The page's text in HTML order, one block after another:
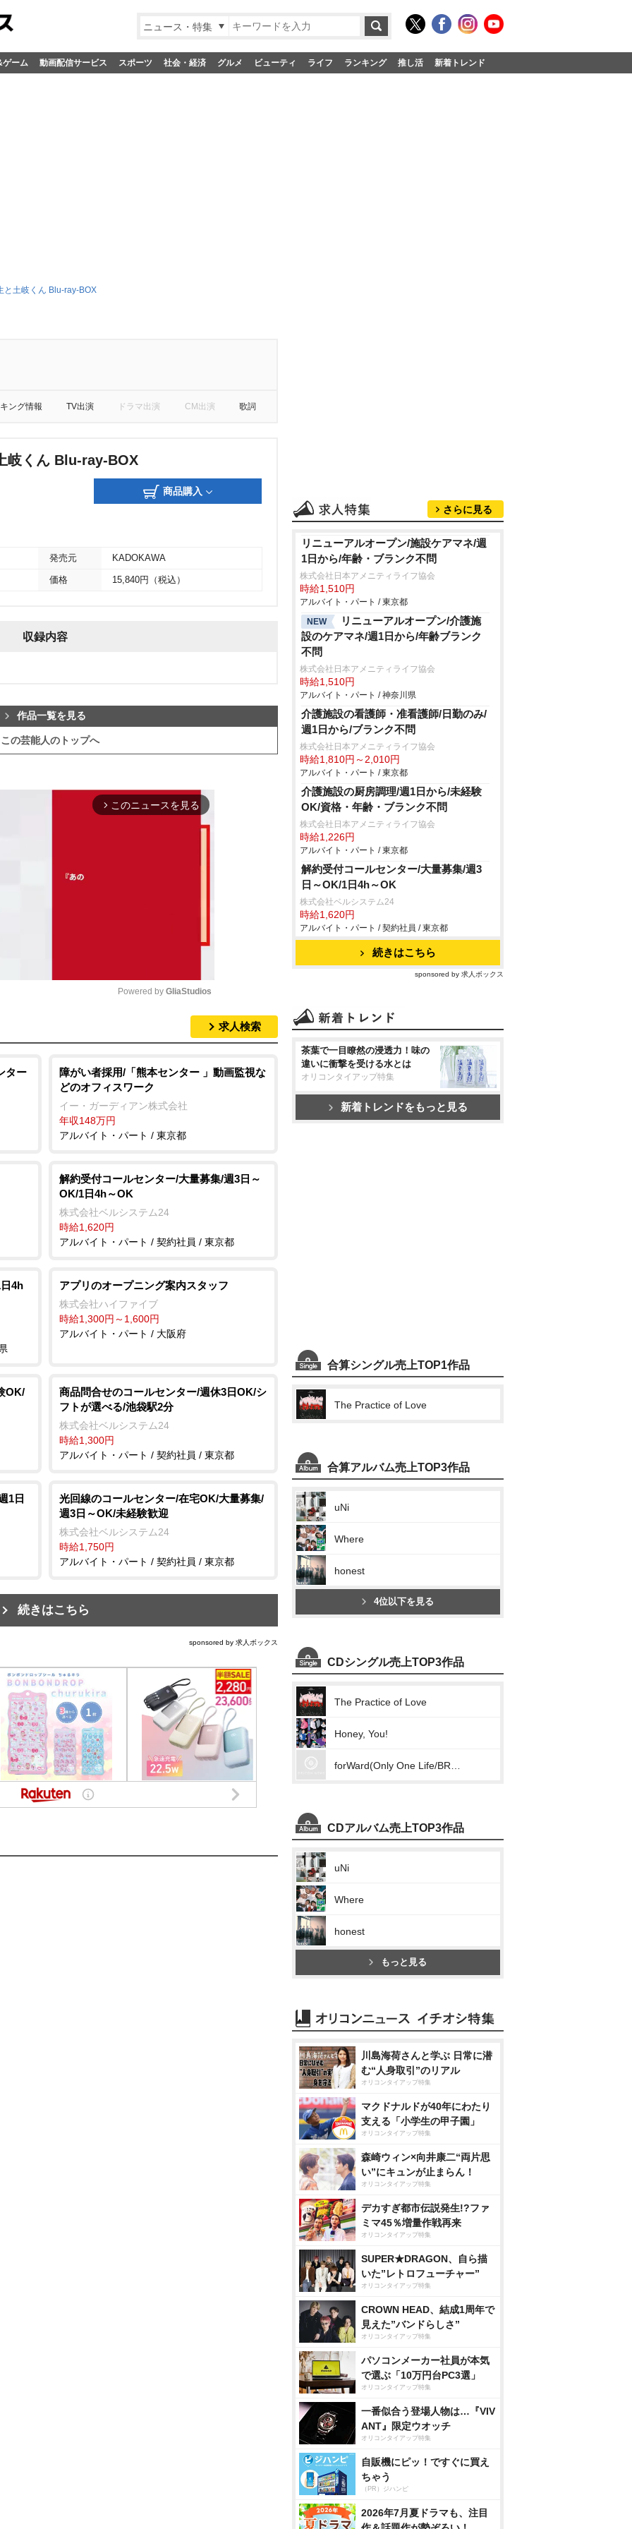
ニュース・特集
ゲーム 動画配信サービス スポーツ 社会・経済 グルメ ビューティ ライフ ランキング 推し活 新着トレンド
と土岐くん Blu-ray-BOX
ング情報 TV出演 ドラマ出演 CM出演 歌詞
岐くん Blu-ray-BOX
商品購入
発売元 KADOKAWA
価格 15,840円（税込）
収録内容
作品一覧を見る
この芸能人のトップへ
arrow_forward_ios このニュースを見る
t
Powered by GliaStudios
求人検索
ター
障がい者採用/「熊本センター 」動画監視な
どのオフィスワーク
イー・ガーディアン株式会社
年収148万円
アルバイト・パート / 東京都
解約受付コールセンター/大量募集/週3日～
OK/1日4h～OK
株式会社ベルシステム24
時給1,620円
アルバイト・パート / 契約社員 / 東京都
4h アプリのオープニング案内スタッフ
株式会社ハイファイブ
時給1,300円～1,600円
アルバイト・パート / 大阪府
OK/
商品問合せのコールセンター/週休3日OK/シ
フトが選べる/池袋駅2分
株式会社ベルシステム24
時給1,300円
アルバイト・パート / 契約社員 / 東京都
1日
光回線のコールセンター/在宅OK/大量募集/
週3日～OK/未経験歓迎
株式会社ベルシステム24
時給1,750円
アルバイト・パート / 契約社員 / 東京都
続きはこちら
sponsored by 求人ボックス
さらに見る
リニューアルオープン/施設ケアマネ/週
1日から/年齢・ブランク不問
株式会社日本アメニティライフ協会
時給1,510円
アルバイト・パート / 東京都
NEW
リニューアルオープン/介護施
設のケアマネ/週1日から/年齢ブランク
不問
株式会社日本アメニティライフ協会
時給1,510円
アルバイト・パート / 神奈川県
介護施設の看護師・准看護師/日勤のみ/
週1日から/ブランク不問
株式会社日本アメニティライフ協会
時給1,810円～2,010円
アルバイト・パート / 東京都
介護施設の厨房調理/週1日から/未経験
OK/資格・年齢・ブランク不問
株式会社日本アメニティライフ協会
時給1,226円
アルバイト・パート / 東京都
解約受付コールセンター/大量募集/週3
日～OK/1日4h～OK
株式会社ベルシステム24
時給1,620円
アルバイト・パート / 契約社員 / 東京都
続きはこちら
sponsored by 求人ボックス
茶葉で一目瞭然の浸透力！味の
違いに衝撃を受ける水とは
オリコンタイアップ特集
新着トレンドをもっと見る
合算シングル売上TOP1作品
The Practice of Love
合算アルバム売上TOP3作品
uNi
Where
honest
4位以下を見る
CDシングル売上TOP3作品
The Practice of Love
Honey, You!
CDアルバム売上TOP3作品
uNi
Where
honest
もっと見る
川島海荷さんと学ぶ 日常に潜
む“人身取引”のリアル
オリコンタイアップ特集
マクドナルドが40年にわたり
支える「小学生の甲子園」
オリコンタイアップ特集
森崎ウィン×向井康二“両片思
い”にキュンが止まらん！
オリコンタイアップ特集
デカすぎ都市伝説発生!?ファ
ミマ45％増量作戦再来
オリコンタイアップ特集
SUPER★DRAGON、自ら描
いた”レトロフューチャー”
オリコンタイアップ特集
CROWN HEAD、結成1周年で
見えた”バンドらしさ”
オリコンタイアップ特集
パソコンメーカー社員が本気
で選ぶ「10万円台PC3選」
オリコンタイアップ特集
一番似合う登場人物は…『VIV
ANT』限定ウオッチ
オリコンタイアップ特集
自販機にピッ！ですぐに買え
ちゃう
（PR）ジハンピ
2026年7月夏ドラマも、注目